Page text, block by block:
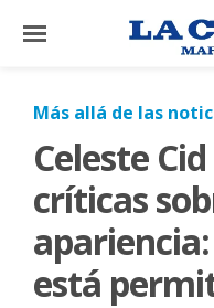
×
El
Mundo
La
Más allá de las
Celeste
críticas
está